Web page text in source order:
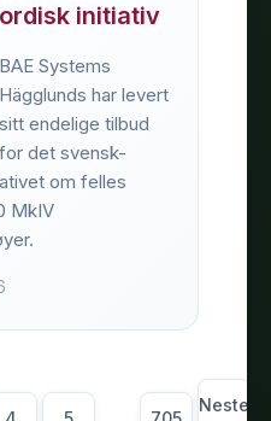
initiativ
BAE Systems
Hägglunds har levert
sitt endelige tilbud
for det svensk-
om felles
MkIV
Neste